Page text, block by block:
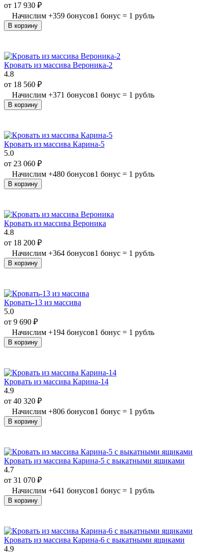
от 17 930 ₽
Начислим +359 бонусов1 бонус = 1 рубль
В корзину
Кровать из массива Вероника-2
4.8
от 18 560 ₽
Начислим +371 бонусов1 бонус = 1 рубль
В корзину
Кровать из массива Карина-5
5.0
от 23 060 ₽
Начислим +480 бонусов1 бонус = 1 рубль
В корзину
Кровать из массива Вероника
4.8
от 18 200 ₽
Начислим +364 бонусов1 бонус = 1 рубль
В корзину
Кровать-13 из массива
5.0
от 9 690 ₽
Начислим +194 бонусов1 бонус = 1 рубль
В корзину
Кровать из массива Карина-14
4.9
от 40 320 ₽
Начислим +806 бонусов1 бонус = 1 рубль
В корзину
Кровать из массива Карина-5 с выкатными ящиками
4.7
от 31 070 ₽
Начислим +641 бонусов1 бонус = 1 рубль
В корзину
Кровать из массива Карина-6 с выкатными ящиками
4.9